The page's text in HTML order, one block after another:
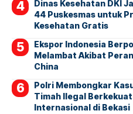
Dinas Kesehatan DKI
44 Puskesmas untuk
Kesehatan Gratis
Ekspor Indonesia
Melambat Akibat
China
Polri Membongkar
Timah Ilegal
Internasional di Bekasi